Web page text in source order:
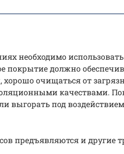
необходимо
покрытие должно
очищаться от
качествами.
выгорать под
предъявляются и другие